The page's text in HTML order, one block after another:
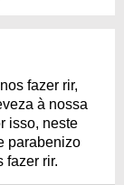
fazer rir,
à nossa
isso, neste
parabenizo
fazer rir.